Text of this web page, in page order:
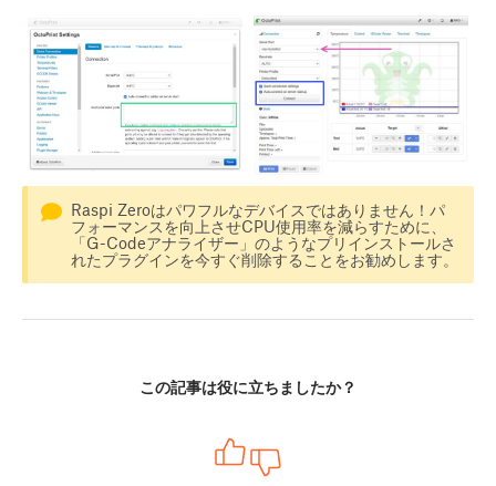
Raspi Zeroはパワフルなデバイスではありません！パ
フォーマンスを向上させCPU使用率を減らすために、
「G-Codeアナライザー」のようなプリインストールさ
れたプラグインを今すぐ削除することをお勧めします。
この記事は役に立ちましたか？